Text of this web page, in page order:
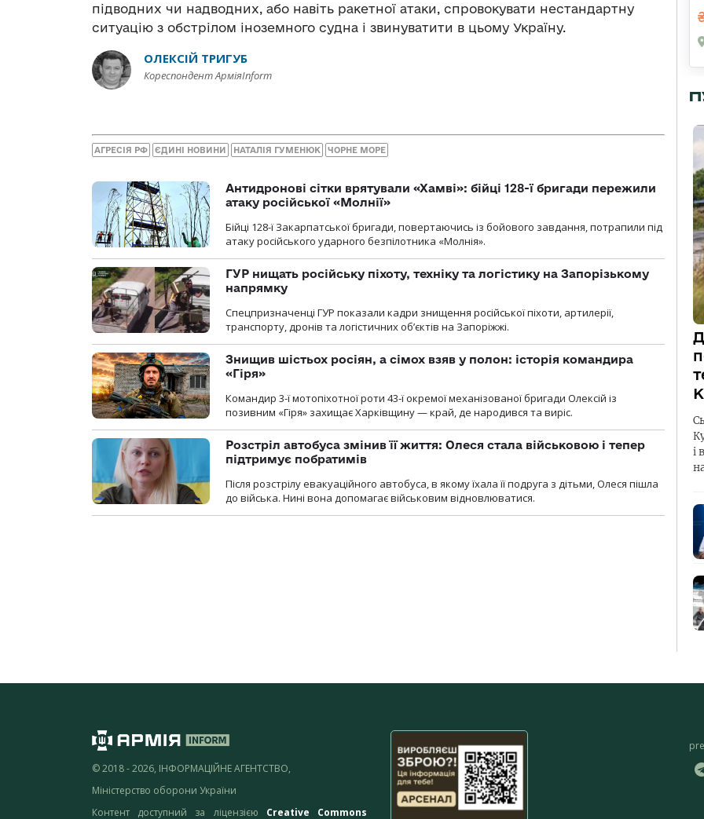
підводних чи надводних, або навіть ракетної атаки, спровокувати нестандартну
ситуацію з обстрілом іноземного судна і звинуватити в цьому Україну.
ОЛЕКСІЙ ТРИГУБ
Кореспондент АрміяInform
АГРЕСІЯ РФ ЄДИНІ НОВИНИ НАТАЛІЯ ГУМЕНЮК ЧОРНЕ МОРЕ
Антидронові сітки врятували «Хамві»: бійці 128-ї бригади пережили
атаку російської «Молнії»
Бійці 128-ї Закарпатської бригади, повертаючись із бойового завдання, потрапили під
атаку російського ударного безпілотника «Молнія».
ГУР нищать російську піхоту, техніку та логістику на Запорізькому
напрямку
Спецпризначенці ГУР показали кадри знищення російської піхоти, артилерії,
транспорту, дронів та логістичних об’єктів на Запоріжжі.
Знищив шістьох росіян, а сімох взяв у полон: історія командира
«Гіря»
Командир 3-ї мотопіхотної роти 43-ї окремої механізованої бригади Олексій із
позивним «Гіря» захищає Харківщину — край, де народився та виріс.
Розстріл автобуса змінив її життя: Олеся стала військовою і тепер
підтримує побратимів
Після розстрілу евакуаційного автобуса, в якому їхала її подруга з дітьми, Олеся пішла
до війська. Нині вона допомагає військовим відновлюватися.
і
© 2018 - 2026, ІНФОРМАЦІЙНЕ АГЕНТСТВО,
Міністерство оборони України
Контент доступний за ліцензією Creative Commons